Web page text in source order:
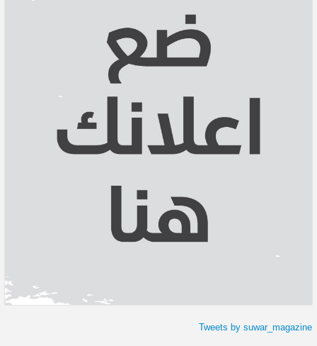
Tweets by suwar_magazine